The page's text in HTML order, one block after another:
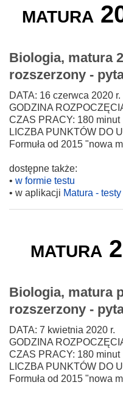
matura
Biologia, matura
rozszerzony -
DATA: 16 czerwca 2020 r.
GODZINA
CZAS PRACY: 180 minut
LICZBA PUNKTÓW DO
Formuła od 2015 "nowa
dostępne także:
• w formie testu
• w aplikacji Matura -
matura
Biologia, matura
rozszerzony -
DATA: 7 kwietnia 2020 r.
GODZINA
CZAS PRACY: 180 minut
LICZBA PUNKTÓW DO
Formuła od 2015 "nowa